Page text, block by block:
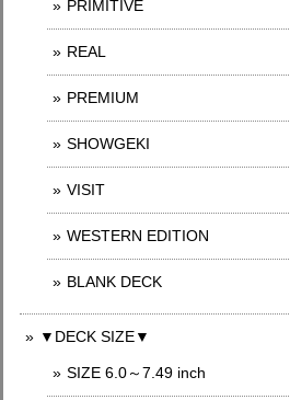
PRIMITIVE
REAL
PREMIUM
SHOWGEKI
VISIT
WESTERN EDITION
BLANK DECK
▼DECK SIZE▼
SIZE 6.0～7.49 inch